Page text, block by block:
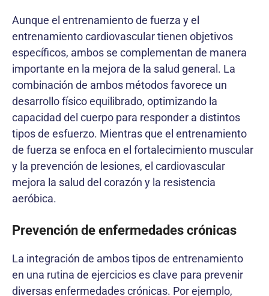
Aunque el entrenamiento de fuerza y el
entrenamiento cardiovascular tienen objetivos
específicos, ambos se complementan de manera
importante en la mejora de la salud general. La
combinación de ambos métodos favorece un
desarrollo físico equilibrado, optimizando la
capacidad del cuerpo para responder a distintos
tipos de esfuerzo. Mientras que el entrenamiento
de fuerza se enfoca en el fortalecimiento muscular
y la prevención de lesiones, el cardiovascular
mejora la salud del corazón y la resistencia
aeróbica.
Prevención de enfermedades crónicas
La integración de ambos tipos de entrenamiento
en una rutina de ejercicios es clave para prevenir
diversas enfermedades crónicas. Por ejemplo,